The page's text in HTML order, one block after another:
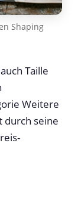
Shaping
Taille
Weitere
durch seine